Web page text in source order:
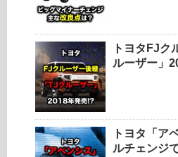
トヨタFJク
ルーザー」
トヨタ「ア
ルチェンジ